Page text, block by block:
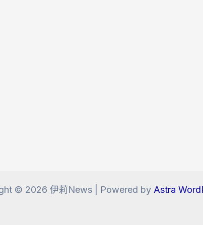
© 2026 伊莉News | Powered by Astra